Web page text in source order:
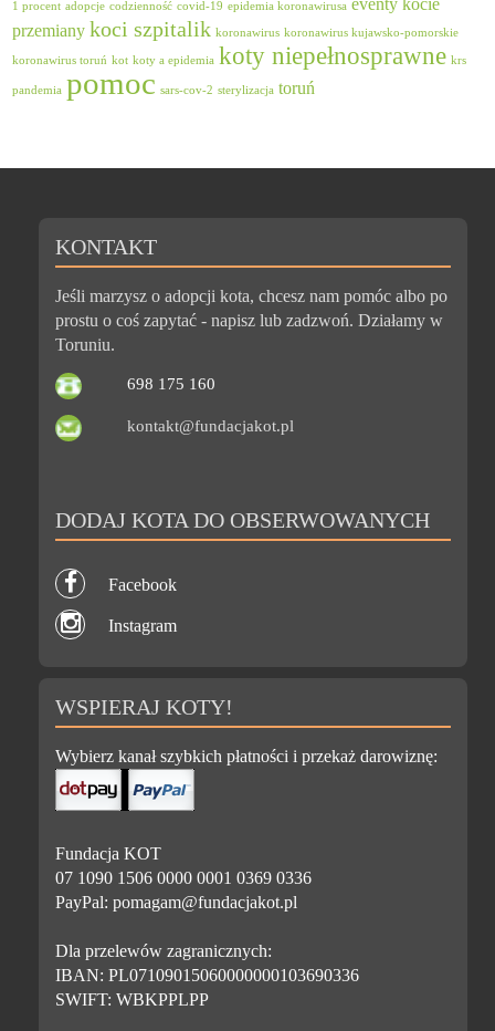
1 procent adopcje codzienność covid-19 epidemia koronawirusa eventy kocie
przemiany koci szpitalik koronawirus koronawirus kujawsko-pomorskie
koronawirus toruń kot koty a epidemia koty niepełnosprawne krs
pandemia pomoc sars-cov-2 sterylizacja toruń
KONTAKT
Jeśli marzysz o adopcji kota, chcesz nam pomóc albo po
prostu o coś zapytać - napisz lub zadzwoń. Działamy w
Toruniu.
698 175 160
kontakt@fundacjakot.pl
DODAJ KOTA DO OBSERWOWANYCH
Facebook
Instagram
WSPIERAJ KOTY!
Wybierz kanał szybkich płatności i przekaż darowiznę:
Fundacja KOT
07 1090 1506 0000 0001 0369 0336
PayPal: pomagam@fundacjakot.pl
Dla przelewów zagranicznych:
IBAN: PL07109015060000000103690336
SWIFT: WBKPPLPP